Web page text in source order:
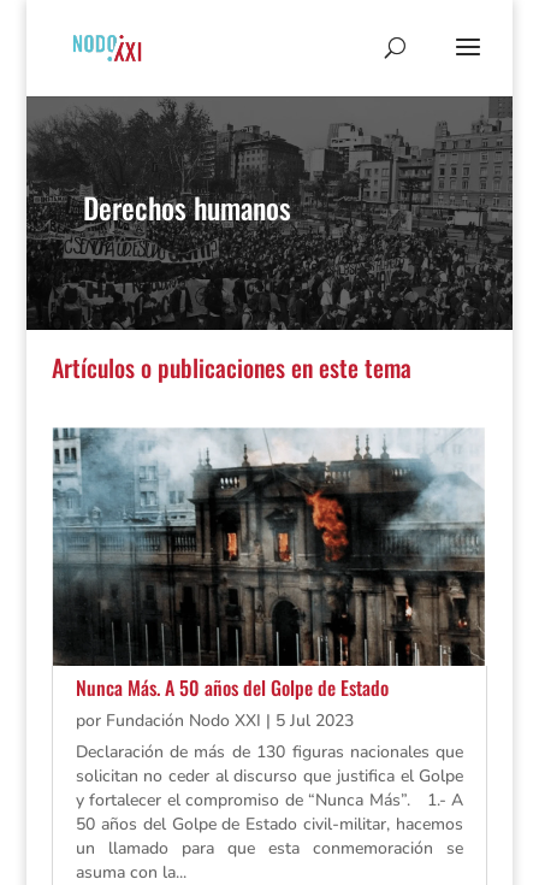
Derechos humanos
Artículos o publicaciones en este tema
Nunca Más. A 50 años del Golpe de Estado
por Fundación Nodo XXI | 5 Jul 2023
Declaración de más de 130 figuras nacionales que
solicitan no ceder al discurso que justifica el Golpe
y fortalecer el compromiso de “Nunca Más”. 1.- A
50 años del Golpe de Estado civil-militar, hacemos
un llamado para que esta conmemoración se
asuma con la...